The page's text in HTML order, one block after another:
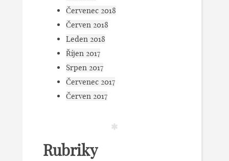
Červenec 2018
Červen 2018
Leden 2018
Říjen 2017
Srpen 2017
Červenec 2017
Červen 2017
Rubriky